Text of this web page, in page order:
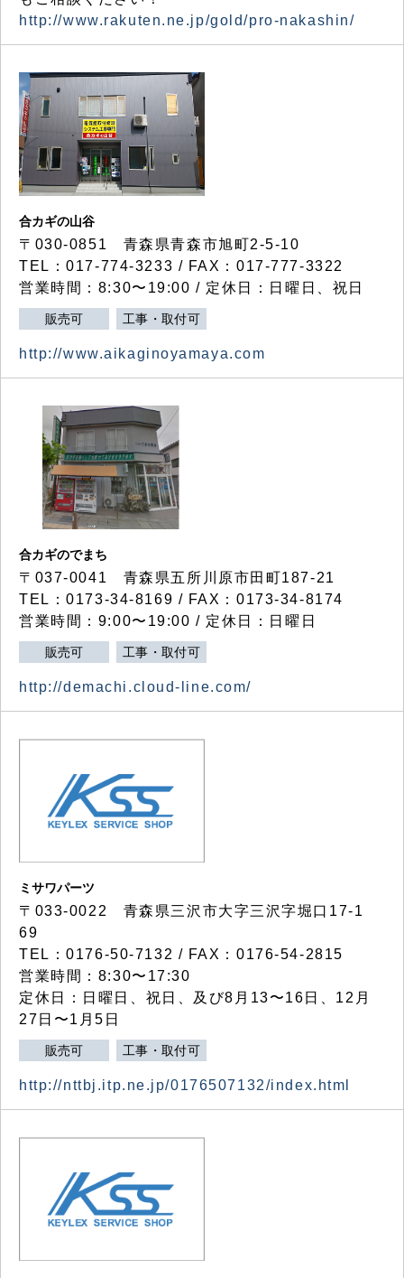
http://www.rakuten.ne.jp/gold/pro-nakashin/
合カギの山谷
〒030-0851 青森県青森市旭町2-5-10
TEL：017-774-3233 / FAX：017-777-3322
営業時間：8:30〜19:00 / 定休日：日曜日、祝日
販売可 工事・取付可
http://www.aikaginoyamaya.com
合カギのでまち
〒037-0041 青森県五所川原市田町187-21
TEL：0173-34-8169 / FAX：0173-34-8174
営業時間：9:00〜19:00 / 定休日：日曜日
販売可 工事・取付可
http://demachi.cloud-line.com/
ミサワパーツ
〒033-0022 青森県三沢市大字三沢字堀口17-1
69
TEL：0176-50-7132 / FAX：0176-54-2815
営業時間：8:30〜17:30
定休日：日曜日、祝日、及び8月13〜16日、12月
27日〜1月5日
販売可 工事・取付可
http://nttbj.itp.ne.jp/0176507132/index.html